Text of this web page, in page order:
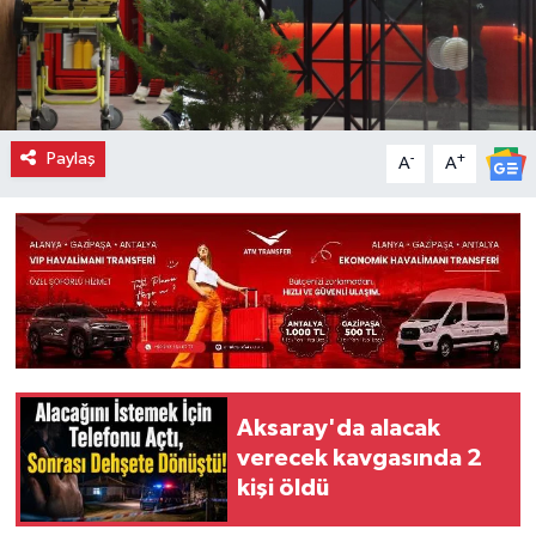
Paylaş A- A+
Aksaray'da alacak
verecek kavgasında 2
kişi öldü